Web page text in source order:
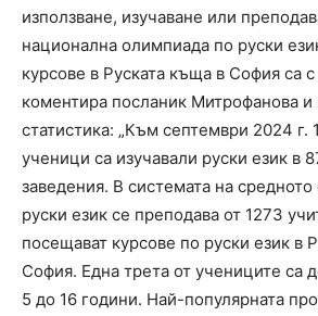
използване, изучаване или
национална олимпиада по руски
курсове в Руската къща в София са
коментира посланик Митрофанова и
статистика: „Към септември 2024 г.
ученици са изучавали руски език в
заведения. В системата на средното
руски език се преподава от 1273
посещават курсове по руски език в
София. Една трета от учениците са
5 до 16 години. Най-популярната